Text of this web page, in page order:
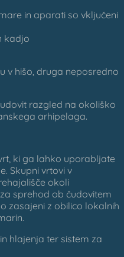
in aparati so vključeni
kadjo
v hišo, druga neposredno
razgled na okoliško
arhipelaga.
ki ga lahko uporabljate
Skupni vrtovi v
okoli
sprehod ob čudovitem
zasajeni z obilico lokalnih
hlajenja ter sistem za